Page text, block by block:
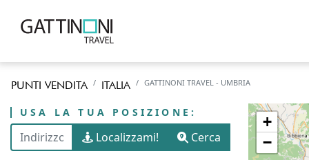
PUNTI VENDITA ITALIA GATTINONI TRAVEL - UMBRIA
USA LA TUA POSIZIONE:
Localizzami! Cerca
+
−